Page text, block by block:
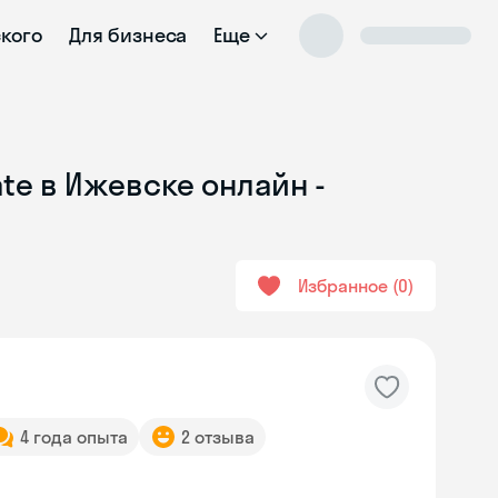
Для бизнеса Еще
в Ижевске онлайн -
Избранное 0
4 года опыта 2 отзыва